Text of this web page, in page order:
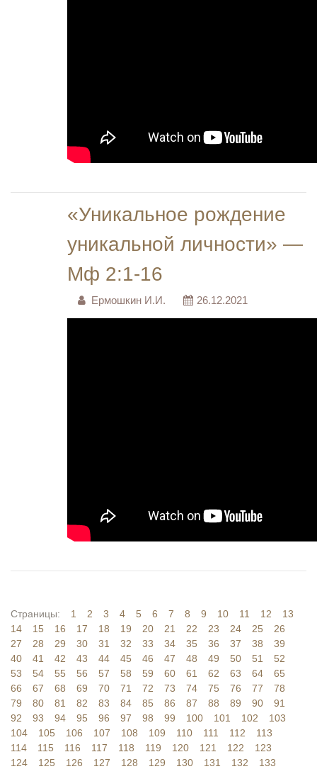
«Уникальное рождение
уникальной личности» —
Мф 2:1-16
Ермошкин И.И. 26.12.2021
Страницы: 1 2 3 4 5 6 7 8 9 10 11 12
13
14
15 16 17 18 19 20 21 22 23 24 25
26
27
28 29 30 31 32 33 34 35 36 37 38
39
40
41 42 43 44 45 46 47 48 49 50 51
52
53
54 55 56 57 58 59 60 61 62 63 64
65
66
67 68 69 70 71 72 73 74 75 76 77
78
79
80 81 82 83 84 85 86 87 88 89 90
91
92
93 94 95 96 97 98 99 100 101 102
103
104
105 106 107 108 109 110 111 112
113
114
115 116 117 118 119 120 121 122
123
124
125 126 127 128 129 130 131 132
133